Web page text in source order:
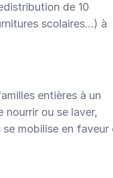
de 10
scolaires…) à
entières à un
ou se laver,
mobilise en faveur